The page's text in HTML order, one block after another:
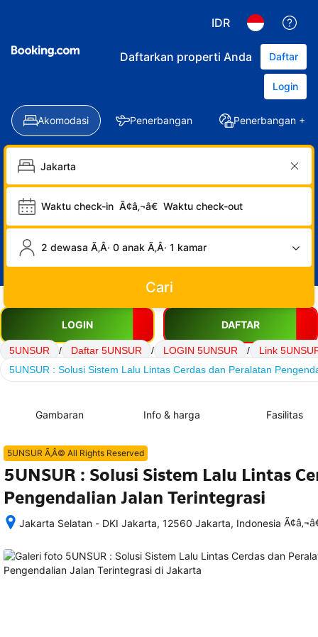
IDR
Daftarkan properti Anda Daftar
Login
Akomodasi Penerbangan Penerbangan +
Waktu check-in Ã¢â‚¬â€ Waktu check-out
2 dewasa Ã‚Â· 0 anak Ã‚Â· 1 kamar
Cari
LOGIN DAFTAR
5UNSUR / Daftar 5UNSUR / LOGIN 5UNSUR /
Link
5UNSUR : Solusi Sistem Lalu Lintas Cerdas dan Peralatan
Gambaran Info & harga Fasilitas
5UNSUR Ã‚Â© All Rights Reserved
5UNSUR : Solusi Sistem Lalu Lintas
Pengendalian Jalan Terintegrasi
Jakarta Selatan - DKI Jakarta, 12560 Jakarta, Indonesia
memesan,
semua
rincian